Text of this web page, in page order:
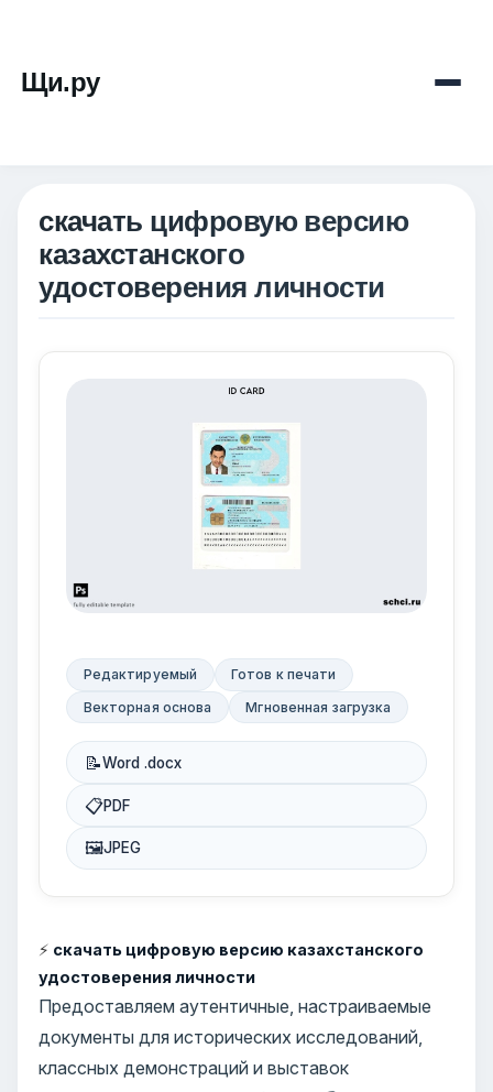
Щи.ру
скачать цифровую версию
казахстанского
удостоверения личности
Редактируемый
Готов к печати
Векторная основа
Мгновенная загрузка
📝Word .docx
📋PDF
🖼JPEG
⚡ скачать цифровую версию казахстанского
удостоверения личности
Предоставляем аутентичные, настраиваемые
документы для исторических исследований,
классных демонстраций и выставок